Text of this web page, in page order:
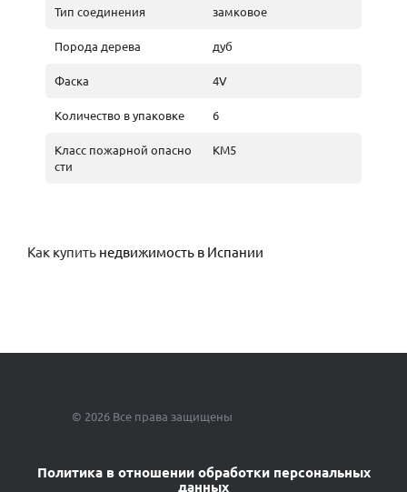
Тип соединения замковое
Порода дерева дуб
Фаска 4V
Количество в упаковке 6
Класс пожарной опасно
сти
КМ5
Как купить недвижимость в Испании
© 2026 Все права защищены
Политика в отношении обработки персональных
данных